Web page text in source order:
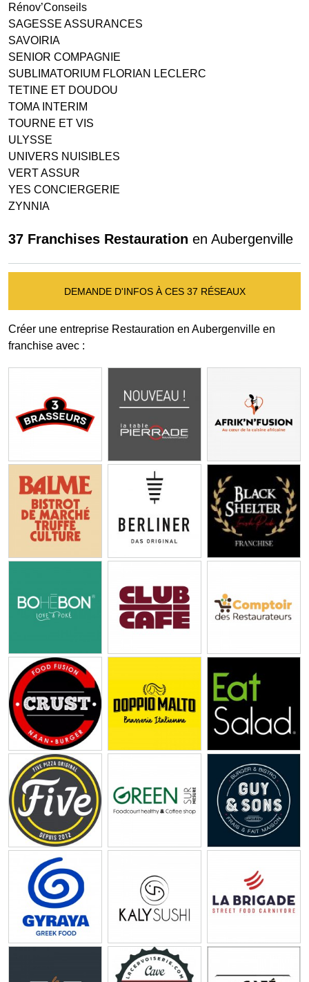
Rénov’Conseils
SAGESSE ASSURANCES
SAVOIRIA
SENIOR COMPAGNIE
SUBLIMATORIUM FLORIAN LECLERC
TETINE ET DOUDOU
TOMA INTERIM
TOURNE ET VIS
ULYSSE
UNIVERS NUISIBLES
VERT ASSUR
YES CONCIERGERIE
ZYNNIA
37 Franchises Restauration en Aubergenville
DEMANDE D'INFOS À CES 37 RÉSEAUX
Créer une entreprise Restauration en Aubergenville en
franchise avec :